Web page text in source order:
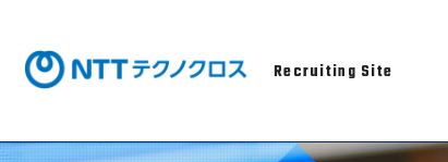
Recruiting Site